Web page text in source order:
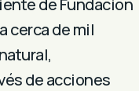
cerca de mil
de acciones